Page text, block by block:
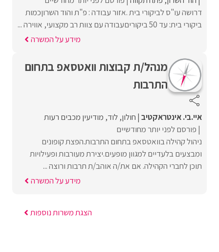
דרושה עו"ס לביקורי בית .אזור עבודה : פ"ת והוד השרוןכמות
ביקורי בית: עד 50 ביקוריםעבודה עם צוות רב מקצועי, אווירה ...
מידע על המשרה
מנהל/ת קבוצות וואטסאפ בתחום
התרבות
איי.בי. אינטראקטיב חולון לוד מודיעין מכבים רעות
פורסם לפני יותר מחודשיים
ניהול קהילה בוואטסאפ בתחום התרבות.הפצת קופונים
ומבצעים בלעדיים למגוון מופעים.יצירת מעורבות ופעילויות
תוכן לחברי הקהילה. אם את/ה אוהב/ת תרבות ורוצה ...
מידע על המשרה
הצגת משרות נוספות